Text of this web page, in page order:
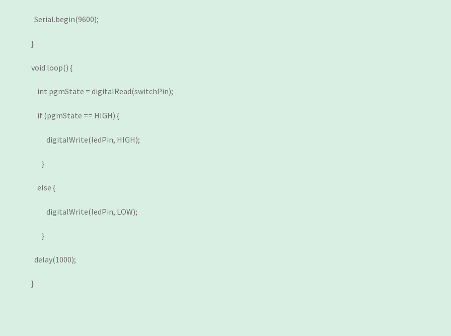
Serial.begin(9600);
}
void loop() {
int pgmState = digitalRead(switchPin);
if (pgmState == HIGH) {
digitalWrite(ledPin, HIGH);
}
else {
digitalWrite(ledPin, LOW);
}
delay(1000);
}